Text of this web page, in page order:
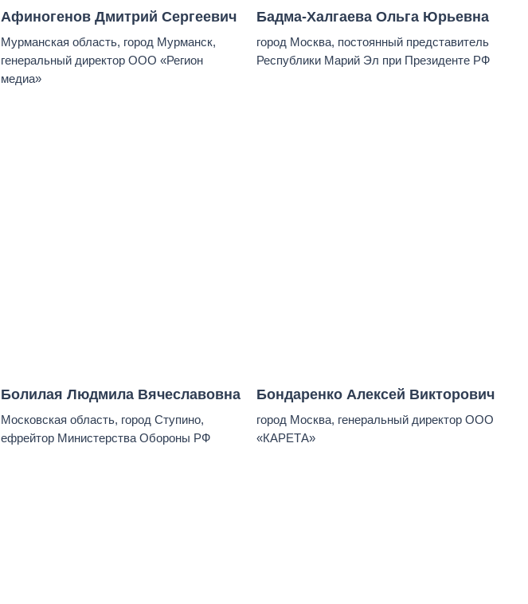
Афиногенов Дмитрий Сергеевич
Мурманская область, город Мурманск,
генеральный директор ООО «Регион
медиа»
Бадма-Халгаева Ольга Юрьевна
город Москва, постоянный представитель
Республики Марий Эл при Президенте РФ
Болилая Людмила Вячеславовна
Московская область, город Ступино,
ефрейтор Министерства Обороны РФ
Бондаренко Алексей Викторович
город Москва, генеральный директор ООО
«КАРЕТА»